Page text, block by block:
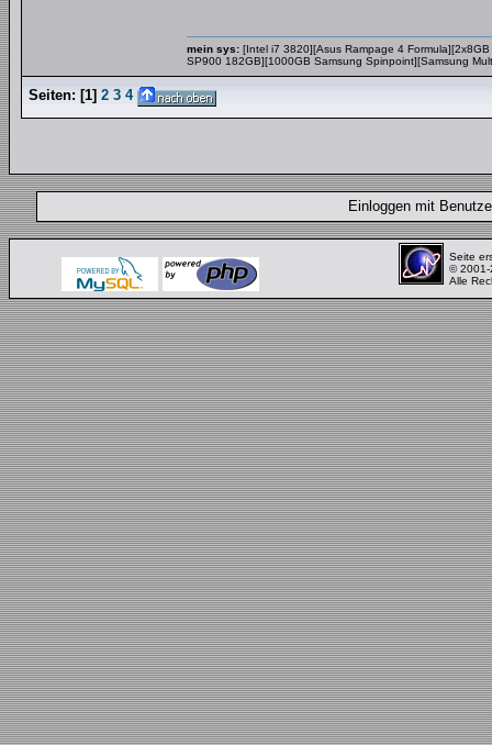
mein sys: [Intel i7 3820][Asus Rampage 4
SP900 182GB][1000GB Samsung Spinpoint][Samsung
Seiten: [1] 2 3 4
Einloggen mit
Seite
© 2001-
Alle